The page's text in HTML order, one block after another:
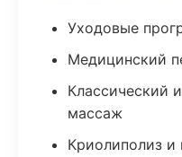
Уходовые
Медицинский
Классический
массаж
Криолиполиз и